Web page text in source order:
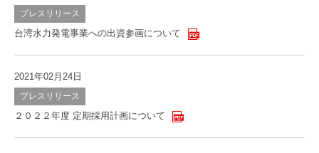
プレスリリース
台湾水力発電事業への出資参画について
2021年02月24日
プレスリリース
２０２２年度 定期採用計画について